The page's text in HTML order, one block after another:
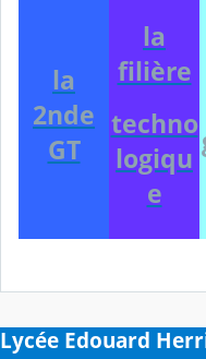
la
2nde
GT
la
filière
techno
logiqu
e
Lycée Edouard